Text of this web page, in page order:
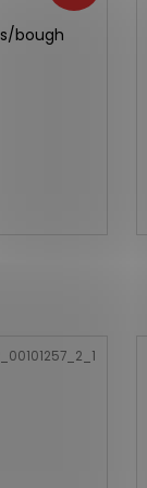
bough